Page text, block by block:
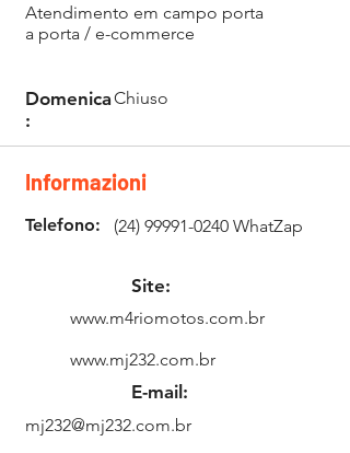
Atendimento em campo porta
a porta / e-commerce
Domenica
:
Chiuso
Informazioni
Telefono: (24) 99991-0240 WhatZap
Site:
www.m4riomotos.com.br
www.mj232.com.br
E-mail:
mj232@mj232.com.br